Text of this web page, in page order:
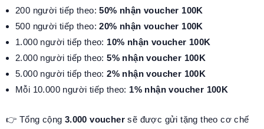
200 người tiếp theo:50% nhận voucher 100K
500 người tiếp theo:20% nhận voucher 100K
1.000 người tiếp theo: 10% nhận voucher 100K
2.000 người tiếp theo:5% nhận voucher 100K
5.000 người tiếp theo:2% nhận voucher 100K
Mỗi 10.000 người tiếp theo: 1% nhận voucher 100K
👉 Tổng cộng 3.000 voucher sẽ được gửi tặng theo cơ chế